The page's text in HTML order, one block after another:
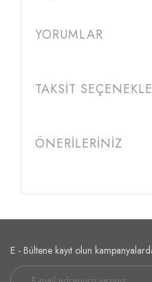
YORUMLAR
TAKSİT
ÖNERİLERİNİZ
E - Bültene kayıt olun